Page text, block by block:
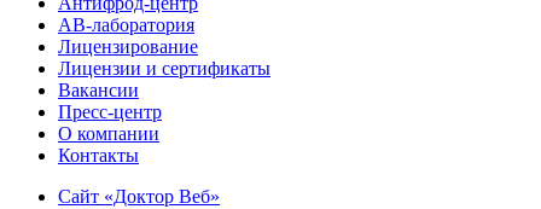
АВ-лаборатория
Лицензирование
Лицензии и сертификаты
Вакансии
Пресс-центр
О компании
Контакты
Сайт «Доктор Веб»